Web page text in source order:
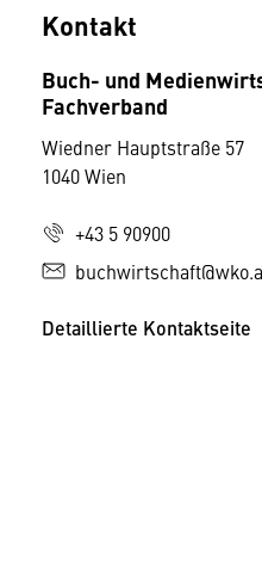
Kontakt
Buch- und
Fachverband
Wiedner Hauptstraße 57
1040 Wien
+43 5 90900
Detaillierte Kontaktseite